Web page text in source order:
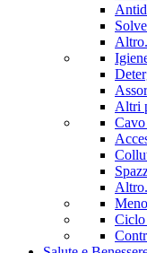
Altri
Ciclo